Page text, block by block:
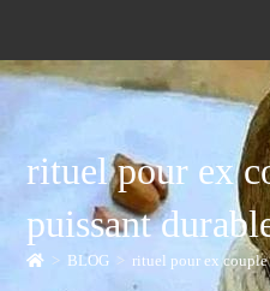
rituel pour ex
puissant
> BLOG > rituel pour ex